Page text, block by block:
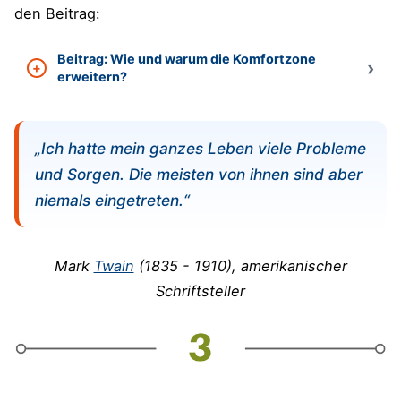
den Beitrag:
Beitrag: Wie und warum die Komfortzone
erweitern?
„Ich hatte mein ganzes Leben viele Probleme
und Sorgen. Die meisten von ihnen sind aber
niemals eingetreten.“
Mark Twain (1835 - 1910), amerikanischer
Schriftsteller